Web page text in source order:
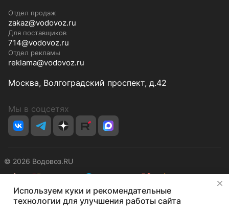
Отдел продаж
zakaz@vodovoz.ru
Для поставщиков
714@vodovoz.ru
Отдел рекламы
reklama@vodovoz.ru
Москва, Волгоградский проспект, д.42
Мы в соцсетях
© 2026 Водовоз.RU
КонфиденциальностьОферта
Используем куки и рекомендательные
технологии для улучшения работы сайта